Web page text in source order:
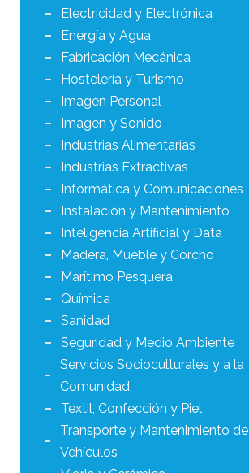
Electricidad y Electrónica
Energía y Agua
Fabricación Mecánica
Hostelería y Turismo
Imagen Personal
Imagen y Sonido
Industrias Alimentarias
Industrias Extractivas
Informática y Comunicaciones
Instalación y Mantenimiento
Inteligencia Artificial y Data
Madera, Mueble y Corcho
Marítimo Pesquera
Química
Sanidad
Seguridad y Medio Ambiente
Servicios Socioculturales y a la
Comunidad
Textil, Confección y Piel
Transporte y Mantenimiento de
Vehículos